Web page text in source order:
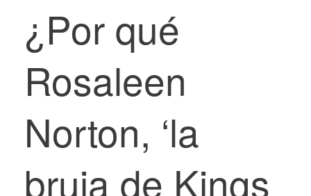
¿Por qué
Rosaleen
Norton, ‘la
bruja de Kings